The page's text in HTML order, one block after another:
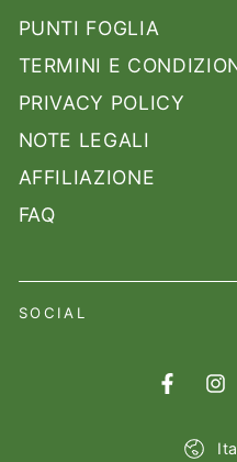
PUNTI FOGLIA
TERMINI E
PRIVACY POLICY
NOTE LEGALI
AFFILIAZIONE
FAQ
SOCIAL